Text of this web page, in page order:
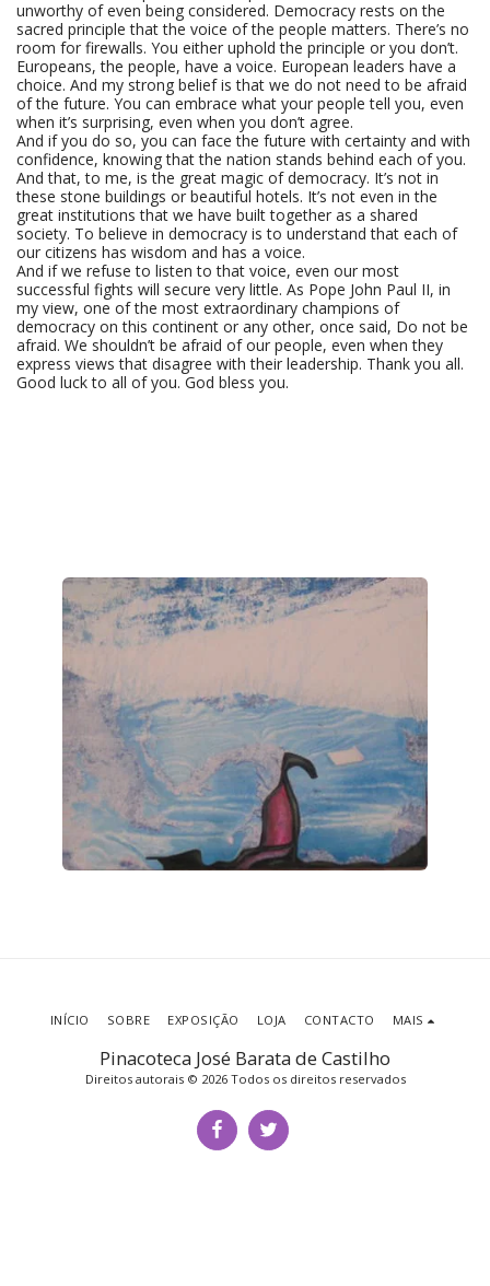
unworthy of even being considered. Democracy rests on the
sacred principle that the voice of the people matters. There’s no
room for firewalls. You either uphold the principle or you don’t.
Europeans, the people, have a voice. European leaders have a
choice. And my strong belief is that we do not need to be afraid
of the future. You can embrace what your people tell you, even
when it’s surprising, even when you don’t agree.
And if you do so, you can face the future with certainty and with
confidence, knowing that the nation stands behind each of you.
And that, to me, is the great magic of democracy. It’s not in
these stone buildings or beautiful hotels. It’s not even in the
great institutions that we have built together as a shared
society. To believe in democracy is to understand that each of
our citizens has wisdom and has a voice.
And if we refuse to listen to that voice, even our most
successful fights will secure very little. As Pope John Paul II, in
my view, one of the most extraordinary champions of
democracy on this continent or any other, once said, Do not be
afraid. We shouldn’t be afraid of our people, even when they
express views that disagree with their leadership. Thank you all.
Good luck to all of you. God bless you.
Pinacoteca José Barata de Castilho
Direitos autorais © 2026 Todos os direitos reservados
INÍCIO SOBRE EXPOSIÇÃO LOJA CONTACTO MAIS